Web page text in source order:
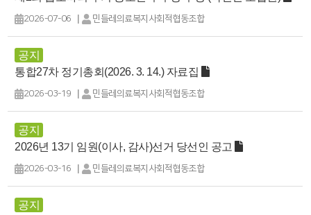
2026-07-06 | 민들레의료복지사회적협동조합
공지
통합27차 정기총회(2026. 3. 14.) 자료집
2026-03-19 | 민들레의료복지사회적협동조합
공지
2026년 13기 임원(이사, 감사)선거 당선인 공고
2026-03-16 | 민들레의료복지사회적협동조합
공지